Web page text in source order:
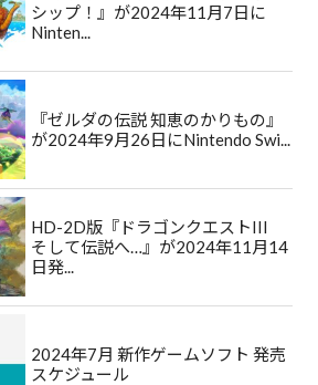
シップ！』が2024年11月7日に
Ninten...
『ゼルダの伝説 知恵のかりもの』
が2024年9月26日にNintendo Swi...
HD-2D版『ドラゴンクエストIII
そして伝説へ…』が2024年11月14
日発...
2024年7月 新作ゲームソフト 発売
スケジュール